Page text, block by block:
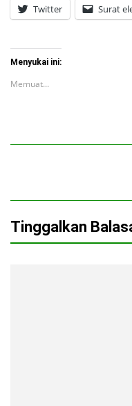
Twitter Surat
Menyukai ini:
Memuat...
Tinggalkan